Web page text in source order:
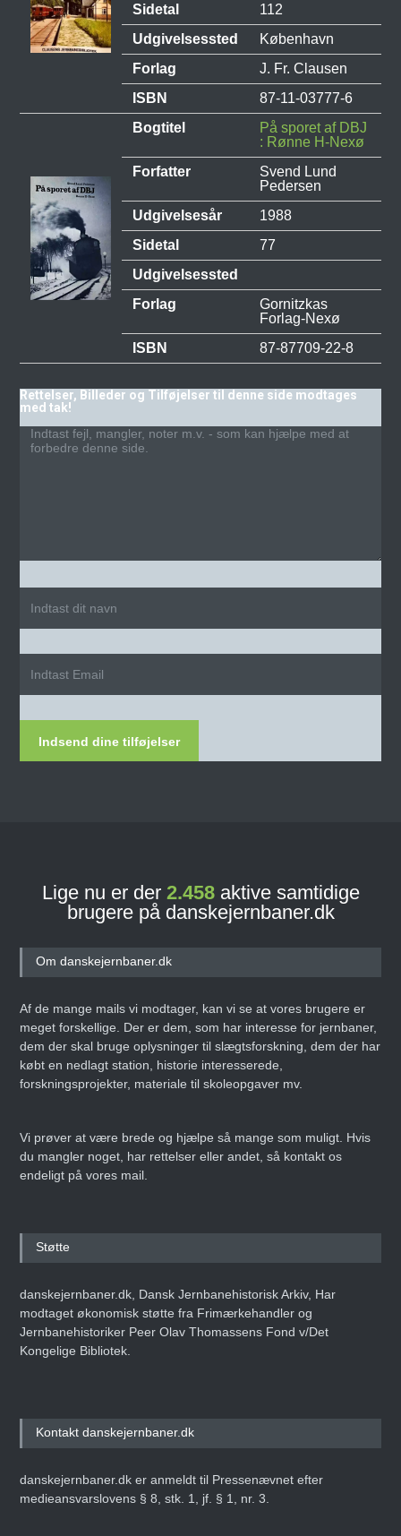
Sidetal
112
Udgivelsessted
København
Forlag
J. Fr. Clausen
ISBN
87-11-03777-6
Bogtitel
På sporet af DBJ
: Rønne H-Nexø
Forfatter
Svend Lund
Pedersen
Udgivelsesår
1988
Sidetal
77
Udgivelsessted
Forlag
Gornitzkas
Forlag-Nexø
ISBN
87-87709-22-8
Rettelser, Billeder og Tilføjelser til denne side modtages
med tak!
Indsend dine tilføjelser
Lige nu er der 2.458aktive samtidige
brugere på danskejernbaner.dk
Om danskejernbaner.dk
Af de mange mails vi modtager, kan vi se at vores brugere er
meget forskellige. Der er dem, som har interesse for jernbaner,
dem der skal bruge oplysninger til slægtsforskning, dem der har
købt en nedlagt station, historie interesserede,
forskningsprojekter, materiale til skoleopgaver mv.
Vi prøver at være brede og hjælpe så mange som muligt. Hvis
du mangler noget, har rettelser eller andet, så kontakt os
endeligt på vores mail.
Støtte
danskejernbaner.dk, Dansk Jernbanehistorisk Arkiv, Har
modtaget økonomisk støtte fra Frimærkehandler og
Jernbanehistoriker Peer Olav Thomassens Fond v/Det
Kongelige Bibliotek.
Kontakt danskejernbaner.dk
danskejernbaner.dk er anmeldt til Pressenævnet efter
medieansvarslovens § 8, stk. 1, jf. § 1, nr. 3.